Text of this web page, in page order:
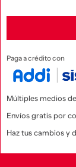
Paga a crédito con
Múltiples medios
Envíos gratis por
Haz tus cambios y